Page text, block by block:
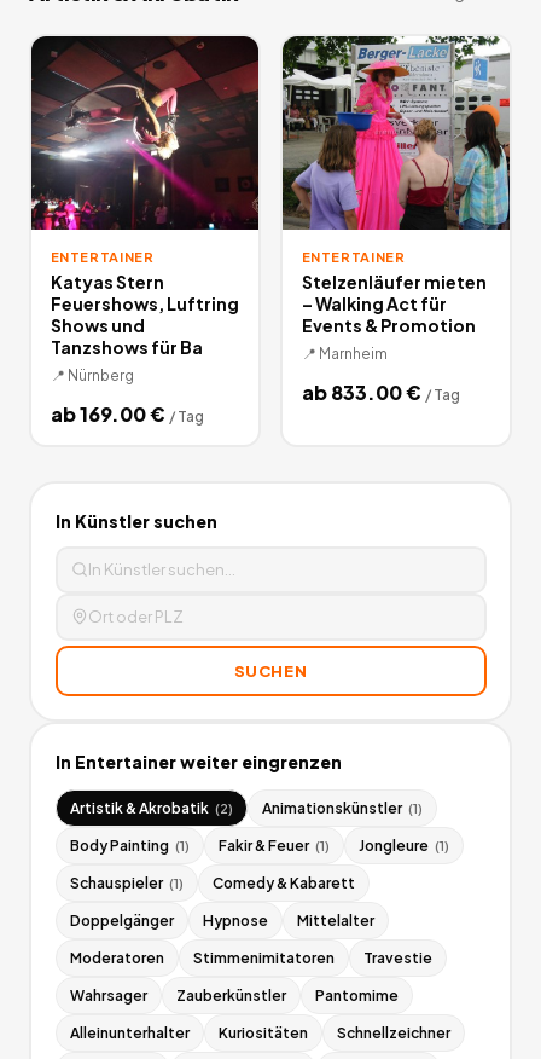
deutschlandweit.
ENTERTAINER
Katyas Stern
Feuershows, Luftring
Shows und
Tanzshows für Ba
📍 Nürnberg
ab169.00€ / Tag
ENTERTAINER
Stelzenläufer mieten
– Walking Act für
Events & Promotion
📍 Marnheim
ab833.00€ / Tag
In Künstlersuchen
SUCHEN
In Entertainerweiter eingrenzen
Artistik & Akrobatik (2) Animationskünstler (1)
Body Painting (1) Fakir & Feuer (1) Jongleure (1)
Schauspieler (1) Comedy & Kabarett
Doppelgänger Hypnose Mittelalter
Moderatoren Stimmenimitatoren Travestie
Wahrsager Zauberkünstler Pantomime
Alleinunterhalter Kuriositäten Schnellzeichner